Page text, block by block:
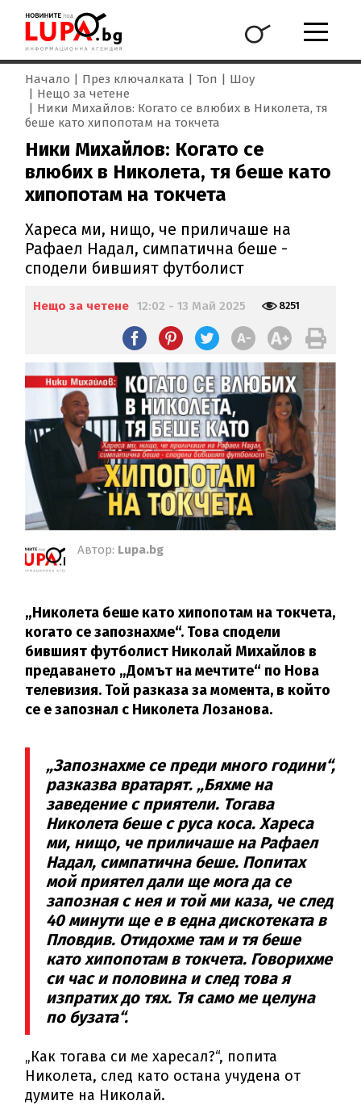
Начало През ключалката Топ
Шоу
Нещо за четене
Ники Михайлов: Когато се влюбих в Николета, тя
беше като хипопотам на токчета
Ники Михайлов: Когато се
влюбих в Николета, тя беше като
хипопотам на токчета
Хареса ми, нищо, че приличаше на
Рафаел Надал, симпатична беше -
сподели бившият футболист
Нещо за четене 12:02 - 13 Май 2025 8251
Автор: Lupa.bg
„Николета беше като хипопотам на токчета,
когато се запознахме“. Това сподели
бившият футболист Николай Михайлов в
предаването „Домът на мечтите“ по Нова
телевизия. Той разказа за момента, в който
се е запознал с Николета Лозанова.
„Запознахме се преди много години“,
разказва вратарят. „Бяхме на
заведение с приятели. Тогава
Николета беше с руса коса. Хареса
ми, нищо, че приличаше на Рафаел
Надал, симпатична беше. Попитах
мой приятел дали ще мога да се
запозная с нея и той ми каза, че след
40 минути ще е в една дискотеката в
Пловдив. Отидохме там и тя беше
като хипопотам в токчета. Говорихме
си час и половина и след това я
изпратих до тях. Тя само ме целуна
по бузата“.
„Как тогава си ме харесал?“, попита
Николета, след като остана учудена от
думите на Николай.